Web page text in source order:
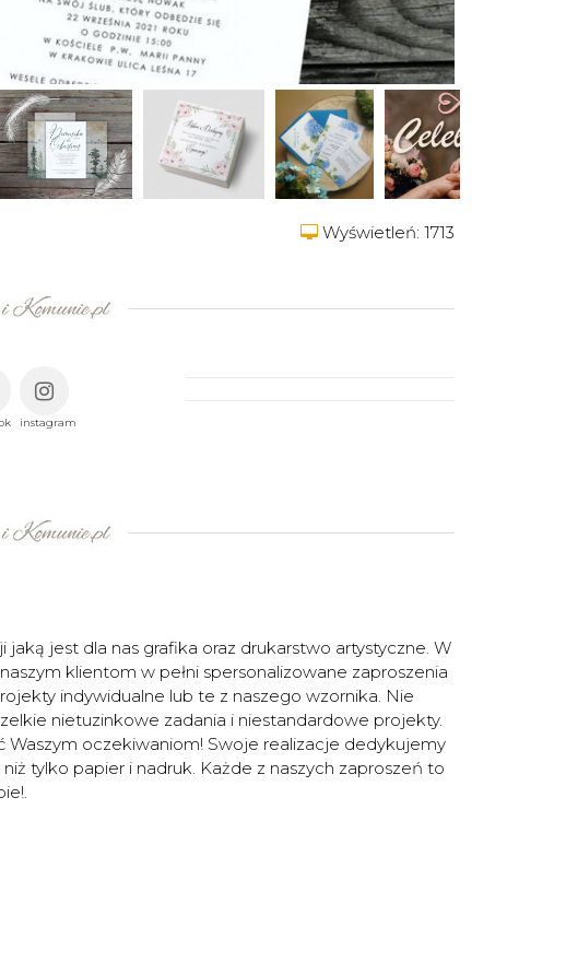
Wyświetleń: 1713
instagram
jest dla nas grafika oraz drukarstwo artystyczne. W
klientom w pełni spersonalizowane zaproszenia
indywidualne lub te z naszego wzornika. Nie
nietuzinkowe zadania i niestandardowe projekty.
oczekiwaniom! Swoje realizacje dedykujemy
tylko papier i nadruk. Każde z naszych zaproszeń to